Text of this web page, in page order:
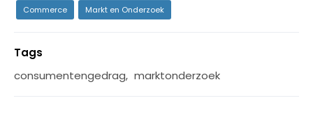
Commerce Markt en Onderzoek
Tags
consumentengedrag, marktonderzoek